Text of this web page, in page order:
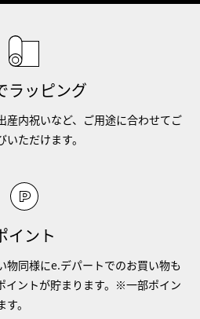
ラッピング
産内祝いなど、ご用途に合わせてご
ただけます。
イント
物同様にe.デパートでのお買い物も
イントが貯まります。※一部ポイン
。